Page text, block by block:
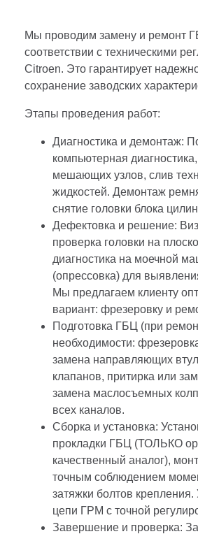
Мы проводим замену и ремонт
соответствии с техническими
Citroen. Это гарантирует
сохранение заводских
Этапы проведения работ:
Диагностика и демонтаж:
компьютерная
мешающих узлов, слив
жидкостей. Демонтаж
снятие головки блока
Дефектовка и решение:
проверка головки на
диагностика на моечной
(опрессовка) для
Мы предлагаем клиенту
вариант: фрезеровку и
Подготовка ГБЦ (при
необходимости:
замена направляющих
клапанов, притирка или
замена маслосъемных
всех каналов.
Сборка и установка:
прокладки ГБЦ (ТОЛЬКО
качественный аналог),
точным соблюдением
затяжки болтов
цепи ГРМ с точной
Завершение и проверка: